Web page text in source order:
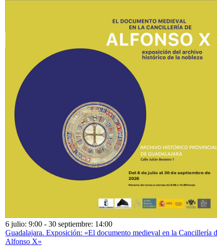
6 julio: 9:00 - 30 septiembre: 14:00
Guadalajara. Exposición: «El documento medieval en la Cancillería
Alfonso X»